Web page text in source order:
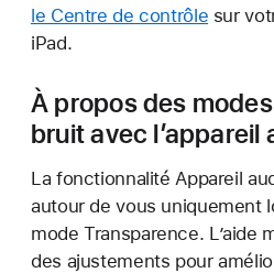
le Centre de contrôle sur
iPad.
À propos des
bruit avec l’appareil
La fonctionnalité Appareil
autour de vous uniquement
mode Transparence. L’aide
des ajustements pour